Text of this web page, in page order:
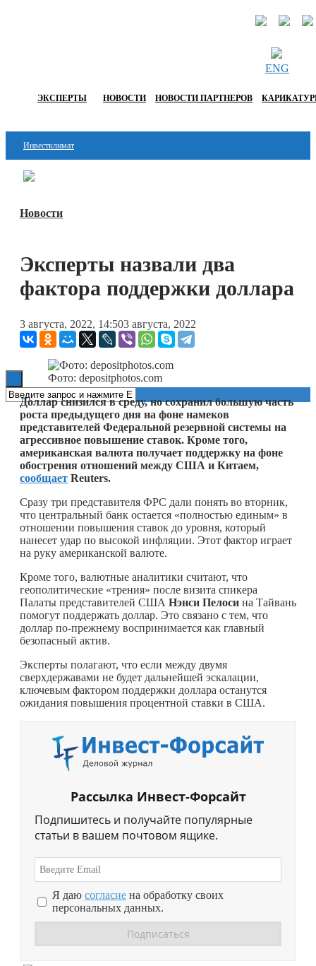
ENG
ЭКСПЕРТЫ НОВОСТИ НОВОСТИ ПАРТНЕРОВ
Инвестклимат
Финансы
Стартапы
Технологии
Книги
Новости
Эксперты назвали два
фактора поддержки доллара
3 августа, 2022, 14:503 августа, 2022
Фото: depositphotos.com
Доллар снизился в среду, но сохранил большую часть
роста предыдущего дня на фоне намеков
представителей Федеральной резервной системы на
агрессивное повышение ставок. Кроме того,
американская валюта получает поддержку на фоне
обострения отношений между США и Китаем,
сообщает Reuters.
Сразу три представителя ФРС дали понять во вторник,
что центральный банк остается «полностью единым» в
отношении повышения ставок до уровня, который
нанесет удар по высокой инфляции. Этот фактор играет
на руку американской валюте.
Кроме того, валютные аналитики считают, что
геополитические «трения» после визита спикера
Палаты представителей США Нэнси Пелоси на Тайвань
помогут поддержать доллар. Это связано с тем, что
доллар по-прежнему воспринимается как главный
безопасный актив.
Эксперты полагают, что если между двумя
сверхдержавами не будет дальнейшей эскалации,
ключевым фактором поддержки доллара останутся
ожидания повышения процентной ставки в США.
Рассылка Инвест-Форсайт
Подпишитесь и получайте популярные
статьи в вашем почтовом ящике.
Я даю согласие на обработку своих
персональных данных.